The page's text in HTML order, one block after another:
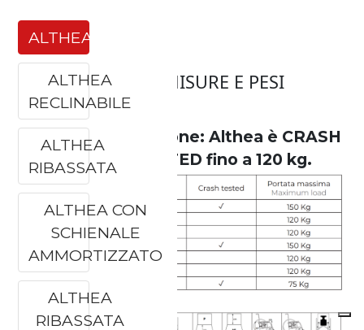
ALTHEA
ALTHEA
RECLINABILE
ALTHEA
RIBASSATA
ALTHEA CON
SCHIENALE
AMMORTIZZATO
ALTHEA
RIBASSATA
MISURE E PESI
Attenzione: Althea è CRASH
TESTED fino a 120 kg.